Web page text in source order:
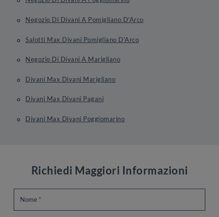
Negozio Di Divani A Pomigliano D'Arco
Salotti Max Divani Pomigliano D'Arco
Negozio Di Divani A Marigliano
Divani Max Divani Marigliano
Divani Max Divani Pagani
Divani Max Divani Poggiomarino
Richiedi Maggiori Informazioni